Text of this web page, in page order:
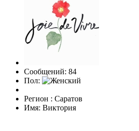
Сообщений: 84
Пол:
Регион : Саратов
Имя: Виктория